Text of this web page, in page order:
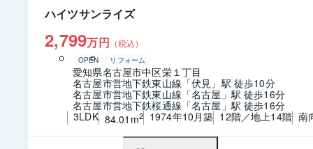
ハイツサンライズ
2,799万円 （税込）
OPEN リフォーム
愛知県名古屋市中区栄１丁目
名古屋市営地下鉄東山線「伏見」駅 徒歩10分
名古屋市営地下鉄東山線「名古屋」駅 徒歩16分
名古屋市営地下鉄桜通線「名古屋」駅 徒歩16分
3LDK 84.01m2 1974年10月築 12階／地上14階 南